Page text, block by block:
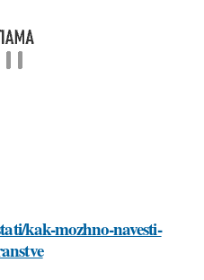
kak-mozhno-navesti-